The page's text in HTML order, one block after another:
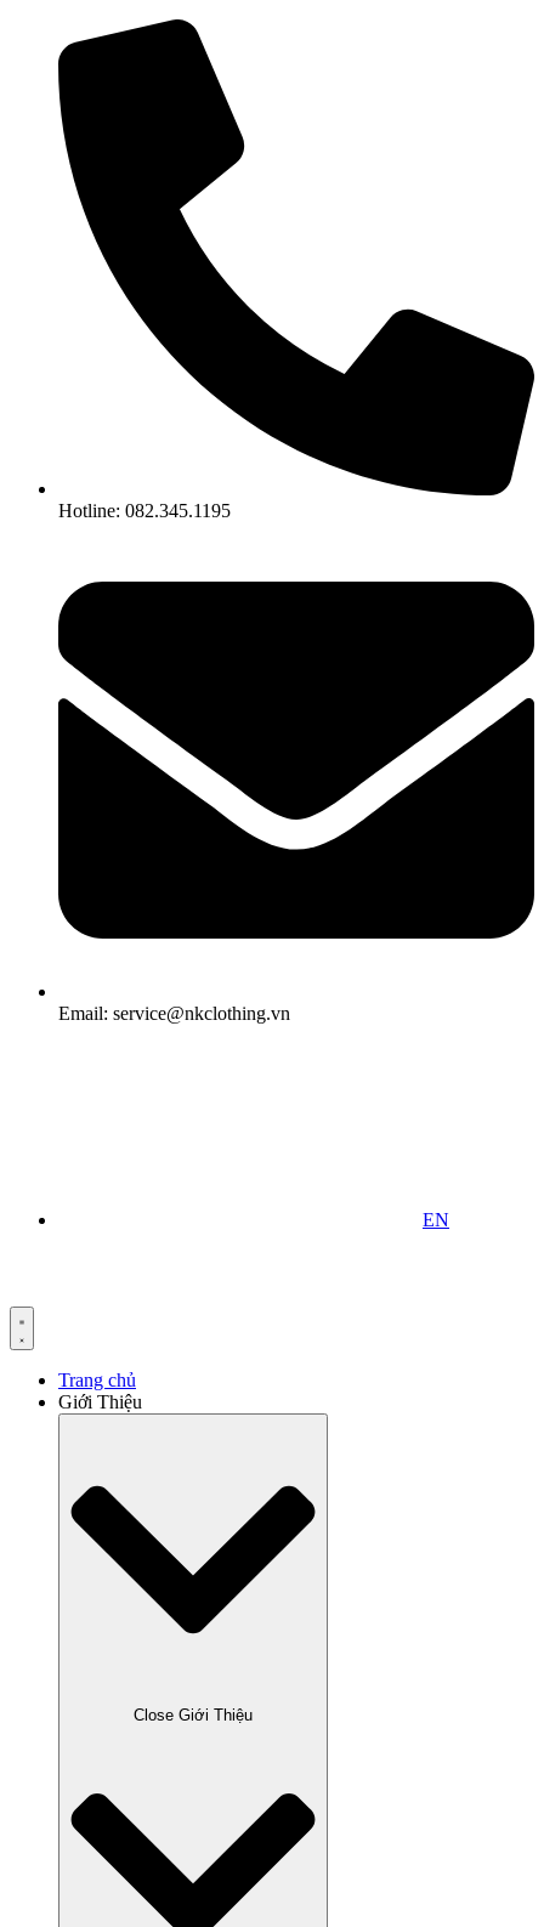
Hotline: 082.345.1195
Email: service@nkclothing.vn
EN
Trang chủ
Giới Thiệu
Close Giới Thiệu